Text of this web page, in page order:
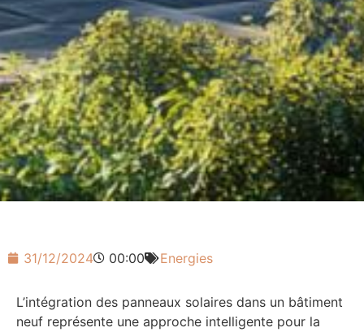
31/12/2024 00:00 Energies
L’intégration des panneaux solaires dans un bâtiment
neuf représente une approche intelligente pour la